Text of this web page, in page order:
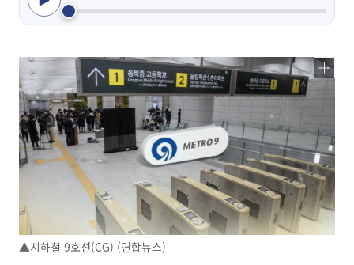
▲지하철 9호선(CG) (연합뉴스)